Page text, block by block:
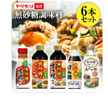
タン酢 お酢 調味料
オートミール お中元